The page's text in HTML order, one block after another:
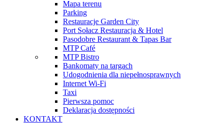
Mapa terenu
Parking
Restauracje Garden City
Port Sołacz Restauracja & Hotel
Pasodobre Restaurant & Tapas Bar
MTP Café
MTP Bistro
Bankomaty na targach
Udogodnienia dla niepełnosprawnych
Internet Wi-Fi
Taxi
Pierwsza pomoc
Deklaracja dostępności
KONTAKT